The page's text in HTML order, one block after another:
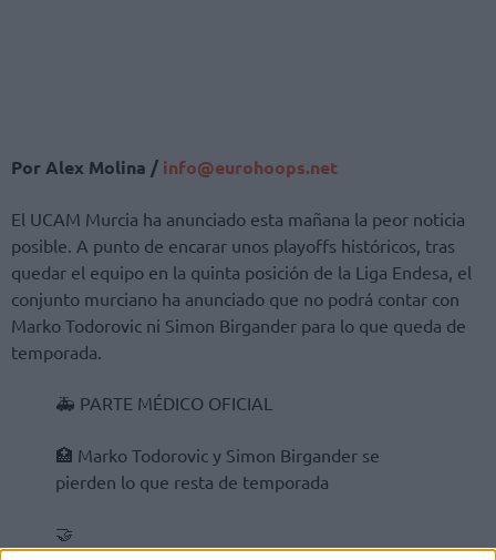
Por Alex Molina / info@eurohoops.net
El UCAM Murcia ha anunciado esta mañana la peor noticia
posible. A punto de encarar unos playoffs históricos, tras
quedar el equipo en la quinta posición de la Liga Endesa, el
conjunto murciano ha anunciado que no podrá contar con
Marko Todorovic ni Simon Birgander para lo que queda de
temporada.
🚑 PARTE MÉDICO OFICIAL
🏥 Marko Todorovic y Simon Birgander se
pierden lo que resta de temporada
🤝